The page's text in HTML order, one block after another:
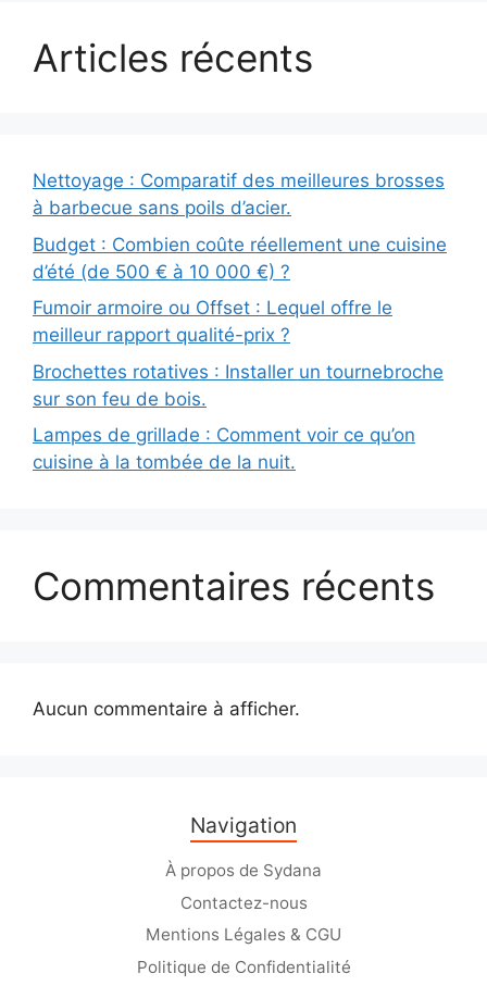
Articles récents
Nettoyage : Comparatif des meilleures brosses
à barbecue sans poils d’acier.
Budget : Combien coûte réellement une cuisine
d’été (de 500 € à 10 000 €) ?
Fumoir armoire ou Offset : Lequel offre le
meilleur rapport qualité-prix ?
Brochettes rotatives : Installer un tournebroche
sur son feu de bois.
Lampes de grillade : Comment voir ce qu’on
cuisine à la tombée de la nuit.
Commentaires récents
Aucun commentaire à afficher.
Navigation
À propos de Sydana
Contactez-nous
Mentions Légales & CGU
Politique de Confidentialité